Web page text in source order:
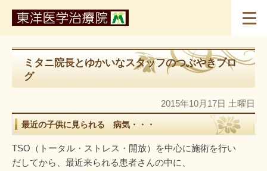
ミタニ院長とゆかいなスタッフのつぶやきブロ
グ
2015年10月17日 土曜日
最近の子供に見られる 病気・・・
TSO（トータル・ストレス・開放）を中心に施術を行い
だしてから、最近来られる患者さんの中に、